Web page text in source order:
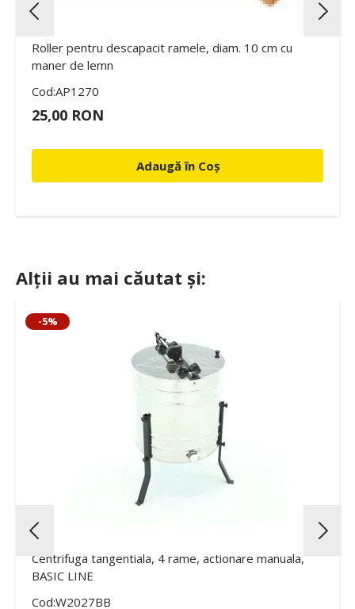
Roller pentru descapacit ramele, diam. 10 cm cu
maner de lemn
Cod:AP1270
25,00 RON
Adaugă în Coș
Alții au mai căutat și:
-5%
Centrifuga tangentiala, 4 rame, actionare manuala,
BASIC LINE
Cod:W2027BB